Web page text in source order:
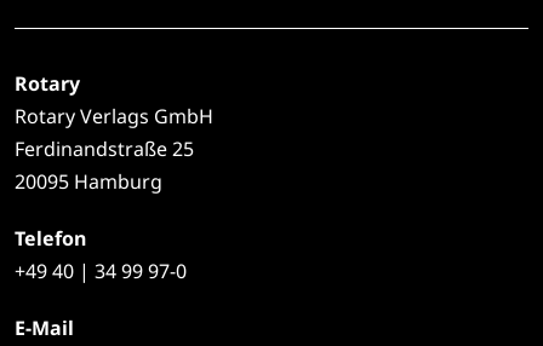
Rotary
Rotary Verlags GmbH
Ferdinandstraße 25
20095 Hamburg
Telefon
+4940 | 34 99 97-0
E-Mail